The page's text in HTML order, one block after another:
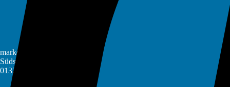
markenbuero GmbH
Südstraße 18a
01328 Dresden